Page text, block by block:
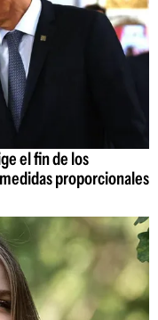
el fin de los
proporcionales